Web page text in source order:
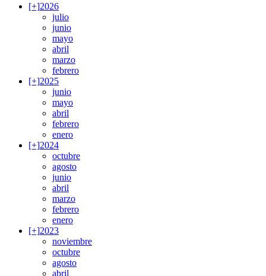
[+]2026
julio
junio
mayo
abril
marzo
febrero
[+]2025
junio
mayo
abril
febrero
enero
[+]2024
octubre
agosto
junio
abril
marzo
febrero
enero
[+]2023
noviembre
octubre
agosto
abril